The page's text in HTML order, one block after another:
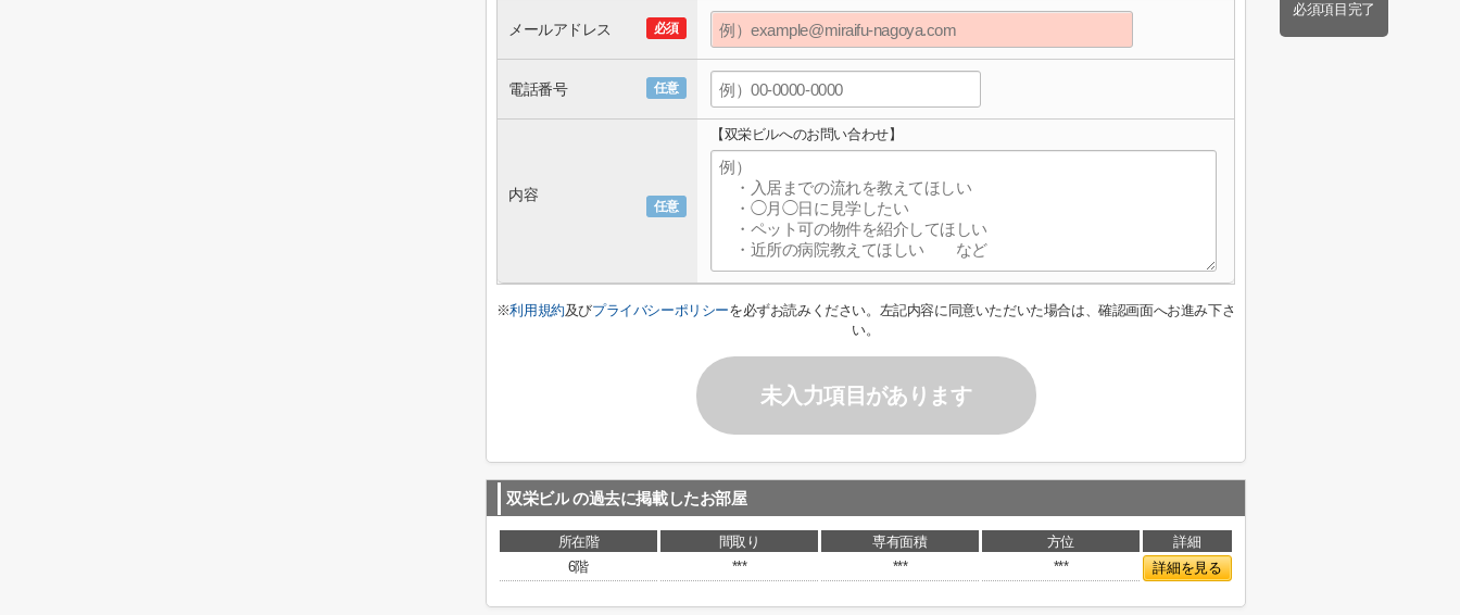
必須項目完了
必須
メールアドレス
任意
電話番号
任意
内容
【双栄ビルへのお問い合わせ】
※利用規約及びプライバシーポリシーを必ずお読みください。左記内容に同意いただいた場合は、確認画面へお進み下さ
い。
未入力項目があります
双栄ビル の過去に掲載したお部屋
所在階 間取り 専有面積 方位
詳細
6階
*** *** *** 詳細を見る